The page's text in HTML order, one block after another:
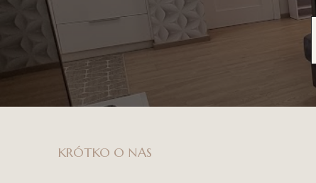
KRÓTKO O NAS